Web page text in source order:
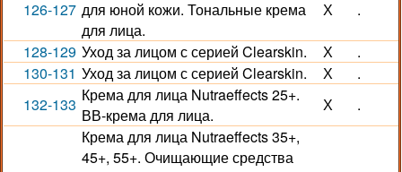
126-127 для юной кожи. Тональные крема
для лица.
Х .
128-129 Уход за лицом с серией Clearskin. Х
.
130-131 Уход за лицом с серией Clearskin. Х
.
132-133 Крема для лица Nutraeffects 25+.
ВВ-крема для лица.
Х .
Крема для лица Nutraeffects 35+,
45+, 55+. Очищающие средства